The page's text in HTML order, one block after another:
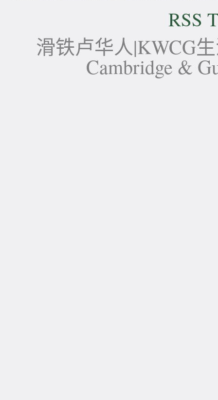
RSS
滑铁卢华人|KWCG
Cambridge &